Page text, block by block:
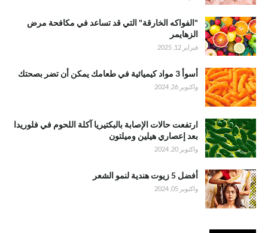
"الفواكه الخارقة" التي قد تساعد في مكافحة مرض
الزهايمر
فبراير 12, 2025
أسوأ 3 مواد كيميائية في طعامك يمكن أن تضر بصحتك
واكتوبر 26, 2024
ارتفعت حالات الإصابة بالبكتيريا آكلة اللحوم في فلوريدا
بعد إعصاري هيلين وميلتون
واكتوبر 20, 2024
أفضل 5 زيوت هندية لنمو الشعر
واكتوبر 05, 2024